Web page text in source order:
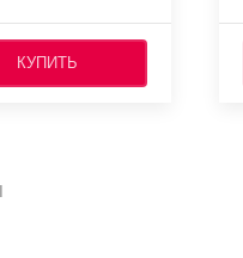
КУПИТЬ